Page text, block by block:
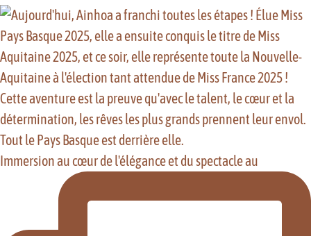
Immersion au cœur de l'élégance et du spectacle au